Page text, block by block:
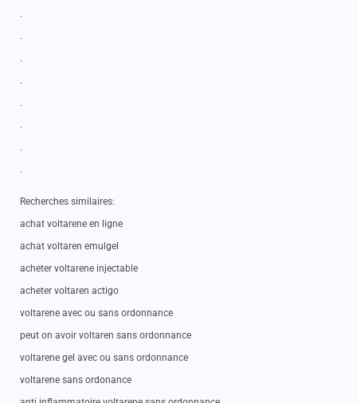
.
.
.
.
.
.
.
.
Recherches similaires:
achat voltarene en ligne
achat voltaren emulgel
acheter voltarene injectable
acheter voltaren actigo
voltarene avec ou sans ordonnance
peut on avoir voltaren sans ordonnance
voltarene gel avec ou sans ordonnance
voltarene sans ordonance